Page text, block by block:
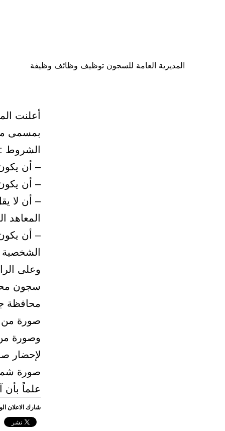
المديرية العامة للسجون توظيف وظائف وظيفة
بمسمى محفظ
الشروط :
– أن
– أن
– أن لا
المعاهد
– أن يكون
الشخصية
وعلى
سجون
محافظة
صورة من
وصورة من
لإحضار
صورة شمسية حديثة
علماً
شارك الاعلان